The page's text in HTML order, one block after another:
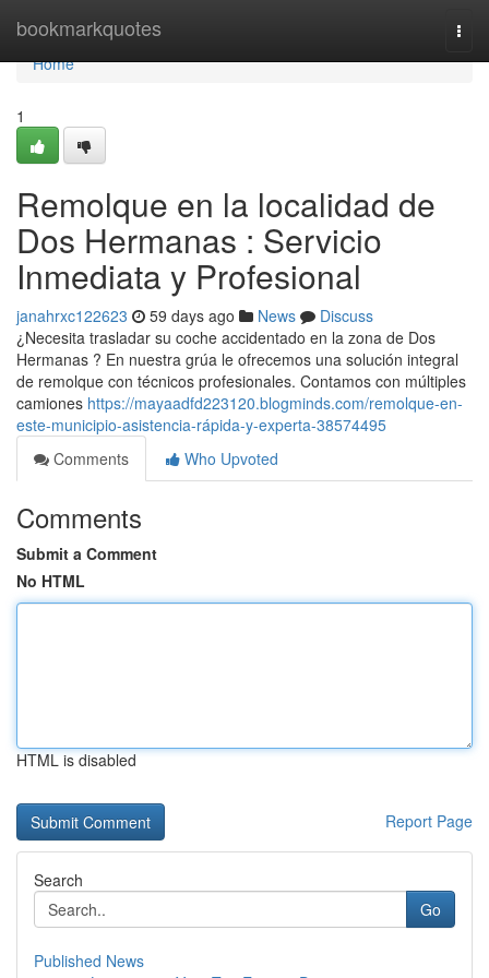
bookmarkquotes
Home
Home
1
Remolque en la localidad de
Dos Hermanas : Servicio
Inmediata y Profesional
janahrxc122623 59 days ago News
Discuss
¿Necesita trasladar su coche accidentado en la zona de Dos
Hermanas ? En nuestra grúa le ofrecemos una solución integral
de remolque con técnicos profesionales. Contamos con múltiples
camiones https://mayaadfd223120.blogminds.com/remolque-en-
este-municipio-asistencia-rápida-y-experta-38574495
Comments
Who Upvoted
Comments
Submit a Comment
No HTML
HTML is disabled
Report Page
Search
Go
Published News